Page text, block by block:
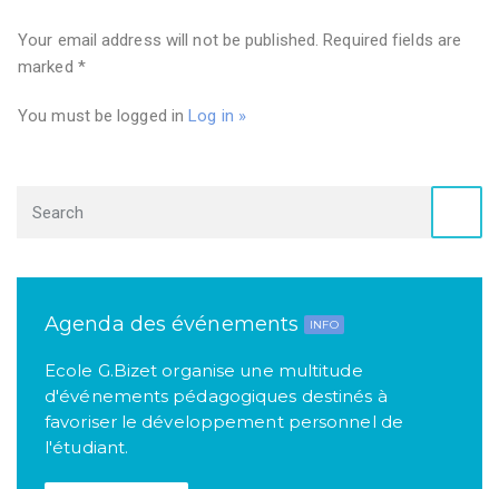
Your email address will not be published. Required fields are
marked *
You must be logged inLog in »
Agenda des événements INFO
Ecole G.Bizet organise une multitude
d'événements pédagogiques destinés à
favoriser le développement personnel de
l'étudiant.